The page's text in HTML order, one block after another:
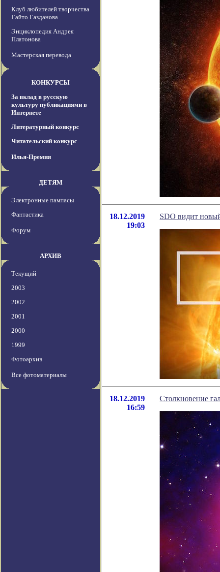
Клуб любителей творчества
Гайто Газданова
Энциклопедия Андрея
Платонова
Мастерская перевода
КОНКУРСЫ
За вклад в русскую
культуру публикациями в
Интернете
Литературный конкурс
Читательский конкурс
Илья-Премия
ДЕТЯМ
Электронные пампасы
Фантастика
Форум
АРХИВ
Текущий
2003
2002
2001
2000
1999
Фотоархив
Все фотоматериалы
18.12.2019
19:03
SDO видит
18.12.2019
16:59
Столкновение